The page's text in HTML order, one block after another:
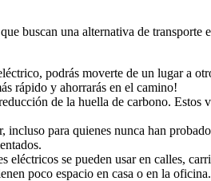
buscan una alternativa de
podrás moverte de un lugar a
rápido y ahorrarás en el camino!
de la huella de carbono.
incluso para quienes nunca han
se pueden usar en calles,
poco espacio en casa o en la oficina.